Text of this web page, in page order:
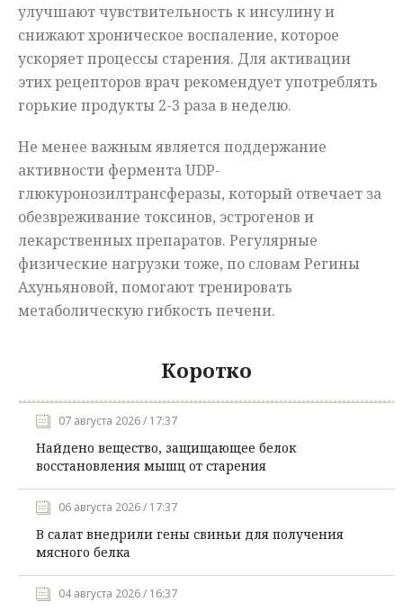
улучшают чувствительность к инсулину и
снижают хроническое воспаление, которое
ускоряет процессы старения. Для активации
этих рецепторов врач рекомендует употреблять
горькие продукты 2-3 раза в неделю.
Не менее важным является поддержание
активности фермента UDP-
глюкуронозилтрансферазы, который отвечает за
обезвреживание токсинов, эстрогенов и
лекарственных препаратов. Регулярные
физические нагрузки тоже, по словам Регины
Ахуньяновой, помогают тренировать
метаболическую гибкость печени.
Коротко
07 августа 2026 / 17:37
Найдено вещество, защищающее белок
восстановления мышц от старения
06 августа 2026 / 17:37
В салат внедрили гены свиньи для получения
мясного белка
04 августа 2026 / 16:37